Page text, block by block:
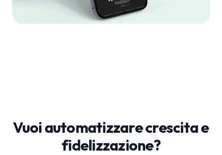
Vuoi automatizzare crescita e
fidelizzazione?